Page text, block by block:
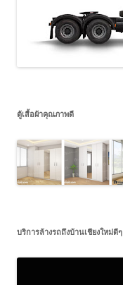
ตู้เสื้อผ้าคุณภาพดี
บริการล้างรถถึงบ้านเชียงใหม่ดีๆ